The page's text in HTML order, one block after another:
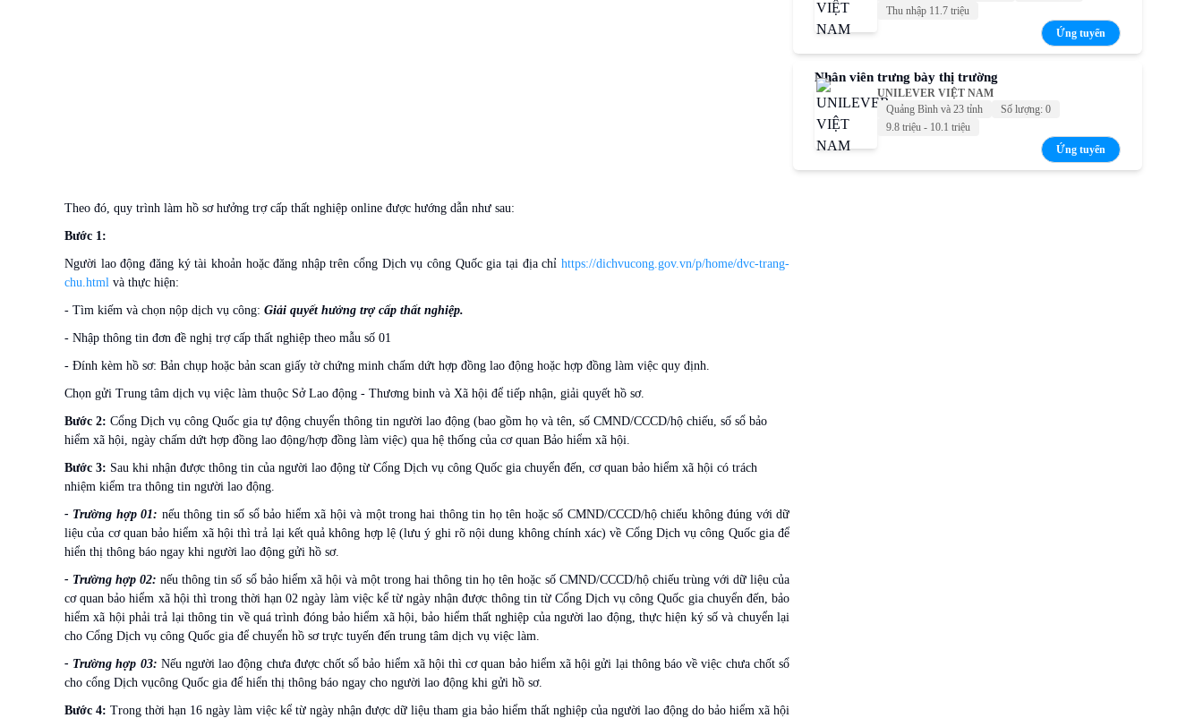
Theo đó, quy trình làm hồ sơ hưởng trợ cấp thất nghiệp online được hướng dẫn như sau:
Bước 1:
Người lao động đăng ký tài khoản hoặc đăng nhập trên cổng Dịch vụ công Quốc gia tại địa chỉ https://dichvucong.gov.vn/p/home/dvc-trang-
chu.html và thực hiện:
- Tìm kiếm và chọn nộp dịch vụ công: Giải quyết hưởng trợ cấp thất nghiệp.
- Nhập thông tin đơn đề nghị trợ cấp thất nghiệp theo mẫu số 01
- Đính kèm hồ sơ: Bản chụp hoặc bản scan giấy tờ chứng minh chấm dứt hợp đồng lao động hoặc hợp đồng làm việc quy định.
Chọn gửi Trung tâm dịch vụ việc làm thuộc Sở Lao động - Thương binh và Xã hội để tiếp nhận, giải quyết hồ sơ.
Bước 2: Cổng Dịch vụ công Quốc gia tự động chuyển thông tin người lao động (bao gồm họ và tên, số CMND/CCCD/hộ chiếu, số sổ bảo
hiểm xã hội, ngày chấm dứt hợp đồng lao động/hợp đồng làm việc) qua hệ thống của cơ quan Bảo hiểm xã hội.
Bước 3: Sau khi nhận được thông tin của người lao động từ Cổng Dịch vụ công Quốc gia chuyển đến, cơ quan bảo hiểm xã hội có trách
nhiệm kiểm tra thông tin người lao động.
- Trường hợp 01: nếu thông tin số sổ bảo hiểm xã hội và một trong hai thông tin họ tên hoặc số CMND/CCCD/hộ chiếu không đúng với dữ
liệu của cơ quan bảo hiểm xã hội thì trả lại kết quả không hợp lệ (lưu ý ghi rõ nội dung không chính xác) về Cổng Dịch vụ công Quốc gia để
hiển thị thông báo ngay khi người lao động gửi hồ sơ.
- Trường hợp 02: nếu thông tin số sổ bảo hiểm xã hội và một trong hai thông tin họ tên hoặc số CMND/CCCD/hộ chiếu trùng với dữ liệu của
cơ quan bảo hiểm xã hội thì trong thời hạn 02 ngày làm việc kể từ ngày nhận được thông tin từ Cổng Dịch vụ công Quốc gia chuyển đến, bảo
hiểm xã hội phải trả lại thông tin về quá trình đóng bảo hiểm xã hội, bảo hiểm thất nghiệp của người lao động, thực hiện ký số và chuyển lại
cho Cổng Dịch vụ công Quốc gia để chuyển hồ sơ trực tuyến đến trung tâm dịch vụ việc làm.
- Trường hợp 03: Nếu người lao động chưa được chốt sổ bảo hiểm xã hội thì cơ quan bảo hiểm xã hội gửi lại thông báo về việc chưa chốt sổ
cho cổng Dịch vụcông Quốc gia để hiển thị thông báo ngay cho người lao động khi gửi hồ sơ.
Bước 4: Trong thời hạn 16 ngày làm việc kể từ ngày nhận được dữ liệu tham gia bảo hiểm thất nghiệp của người lao động do bảo hiểm xã hội
Thu nhập 11.7 triệu
Ứng tuyển
Nhân viên trưng bày thị trường
UNILEVER VIỆT NAM
Quảng Bình và 23 tỉnh
Số lượng: 0
9.8 triệu - 10.1 triệu
Ứng tuyển